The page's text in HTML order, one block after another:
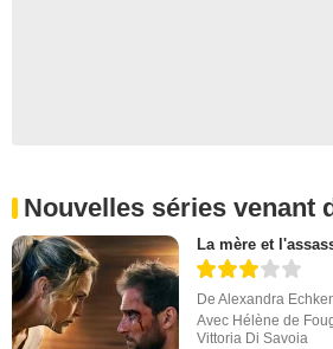
Nouvelles séries venant
La mère et
DeAlexandra
Avec Hélène de
Vittoria Di Savoia